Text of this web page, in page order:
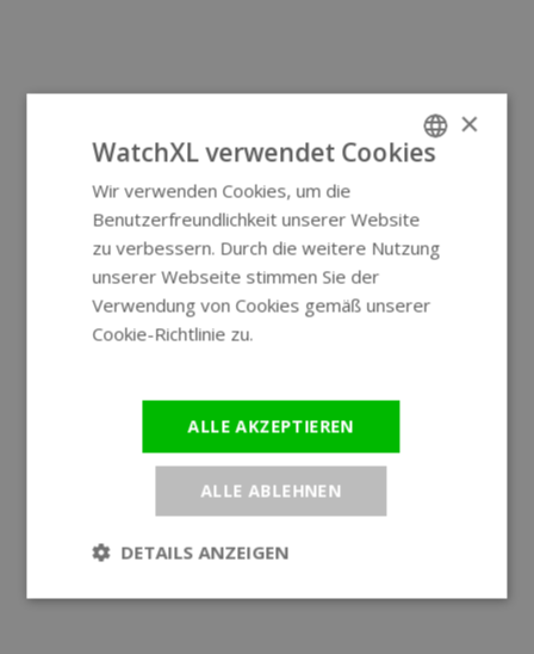
GERMAN
×
WatchXL verwendet Cookies
Wir verwenden Cookies, um die
Benutzerfreundlichkeit unserer Website
zu verbessern. Durch die weitere Nutzung
unserer Webseite stimmen Sie der
Verwendung von Cookies gemäß unserer
Cookie-Richtlinie zu.
ALLE AKZEPTIEREN
ALLE ABLEHNEN
DETAILS ANZEIGEN